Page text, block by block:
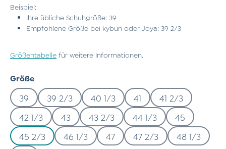
Beispiel:
Ihre übliche Schuhgröße: 39
Empfohlene Größe bei kybun oder Joya: 39 2/3
Größentabelle für weitere Informationen.
Größeauswählen
39 39 2/3 40 1/3 41
41 2/3
42 1/3
43 43 2/3 44 1/3
45
45 2/3
46 1/3 47 47 2/3
48 1/3